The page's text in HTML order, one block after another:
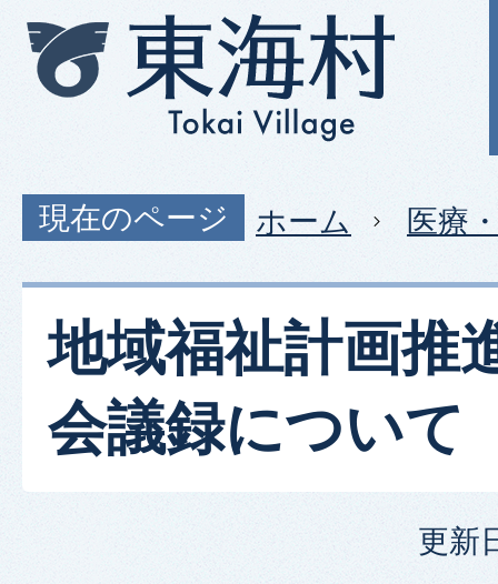
現在のページ ホーム 医療
地域福祉計画推
会議録について
更新